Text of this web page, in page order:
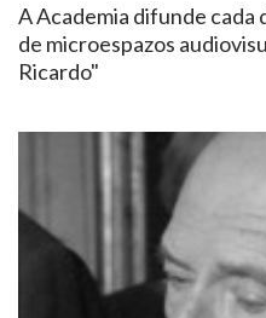
A Academia difunde cada
de microespazos
Ricardo"